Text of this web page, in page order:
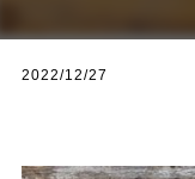
2022/12/27